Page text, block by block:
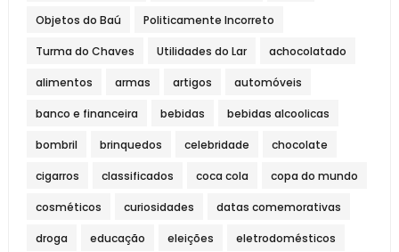
Objetos do Baú Politicamente Incorreto
Turma do Chaves Utilidades do Lar achocolatado
alimentos armas artigos automóveis
banco e financeira bebidas bebidas alcoolicas
bombril brinquedos celebridade chocolate
cigarros classificados coca cola copa do mundo
cosméticos curiosidades datas comemorativas
droga educação eleições eletrodomésticos